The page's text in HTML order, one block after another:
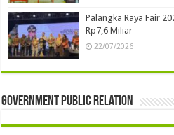
Palangka Raya Fair
Rp7,6 Miliar
22/07/2026
Government Public Relation